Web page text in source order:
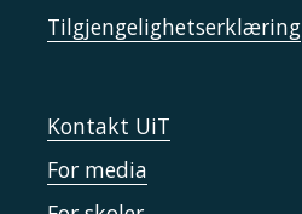
Tilgjengelighetserklæring
Kontakt UiT
For media